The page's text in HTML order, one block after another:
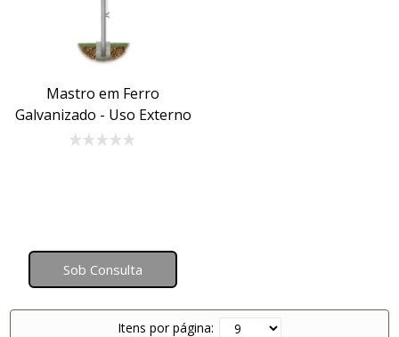
Mastro em Ferro
Galvanizado - Uso Externo
Sob Consulta
Itens por página: